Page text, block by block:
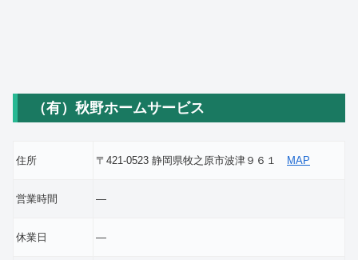
（有）秋野ホームサービス
住所 〒421-0523 静岡県牧之原市波津９６１ MAP
営業時間 ―
休業日 ―